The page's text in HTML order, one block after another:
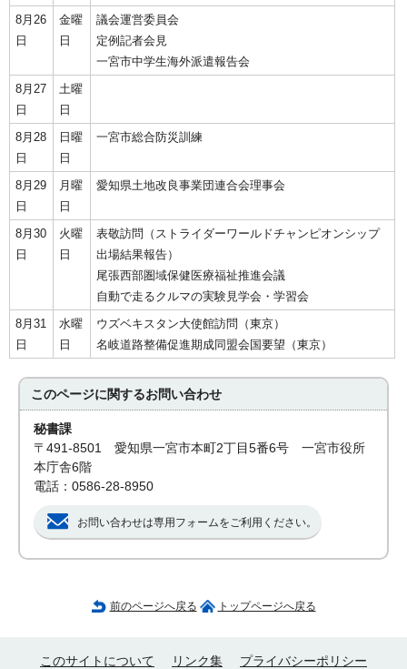
8月26
日
金曜
日
議会運営委員会
定例記者会見
一宮市中学生海外派遣報告会
8月27
日
土曜
日
8月28
日
日曜
日
一宮市総合防災訓練
8月29
日
月曜
日
愛知県土地改良事業団連合会理事会
8月30
日
火曜
日
表敬訪問（ストライダーワールドチャンピオンシップ
出場結果報告）
尾張西部圏域保健医療福祉推進会議
自動で走るクルマの実験見学会・学習会
8月31
日
水曜
日
ウズベキスタン大使館訪問（東京）
名岐道路整備促進期成同盟会国要望（東京）
このページに関するお問い合わせ
秘書課
〒491-8501 愛知県一宮市本町2丁目5番6号 一宮市役所
本庁舎6階
電話：0586-28-8950
お問い合わせは専用フォームをご利用ください。
前のページへ戻る トップページへ戻る
このサイトについて リンク集
プライバシーポリシー